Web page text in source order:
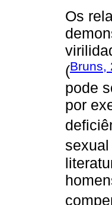
Os
(Bruns,
pode
por